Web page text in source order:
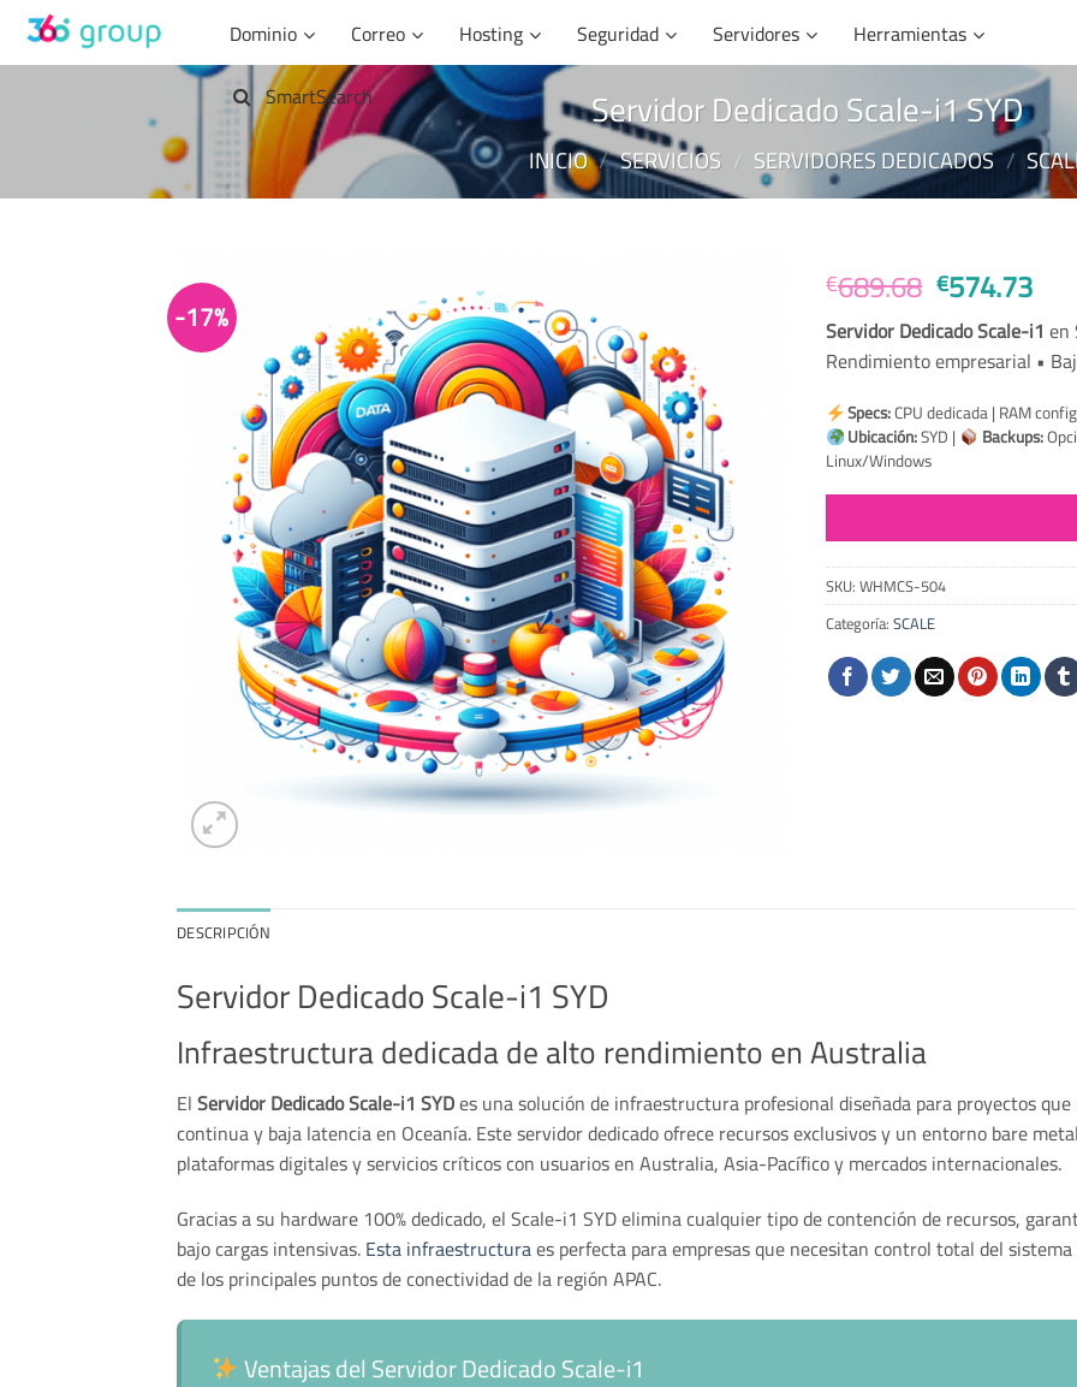
Saltar
contenido
Dominio Correo Hosting Seguridad Servidores
Herramientas
SmartSearch
Servidor Dedicado Scale-i1 SYD
INICIO / SERVICIOS / SERVIDORES DEDICADOS /
-17%
€689.68 El
precio
original
era:
€689.68.
€574.73El
es:
Servidor Dedicado Scale-i1 en
Rendimiento empresarial •
Specs:CPU dedicada | RAM
Ubicación:SYD | Backups:
Linux/Windows
SKU:WHMCS-504
Categoría:SCALE
DESCRIPCIÓN
Servidor Dedicado Scale-i1 SYD
Infraestructura dedicada de alto rendimiento en Australia
ElServidor Dedicado Scale-i1 SYDes una solución de infraestructura profesional diseñada para proyectos
continua y baja latencia en Oceanía. Este servidor dedicado ofrece recursos exclusivos y un entorno bare
plataformas digitales y servicios críticos con usuarios en Australia, Asia-Pacífico y mercados internacionales.
Gracias a su hardware 100% dedicado, el Scale-i1 SYD elimina cualquier tipo de contención de recursos,
bajo cargas intensivas.Esta infraestructuraes perfecta para empresas que necesitan control total del
de los principales puntos de conectividad de la región APAC.
Ventajas del Servidor Dedicado Scale-i1